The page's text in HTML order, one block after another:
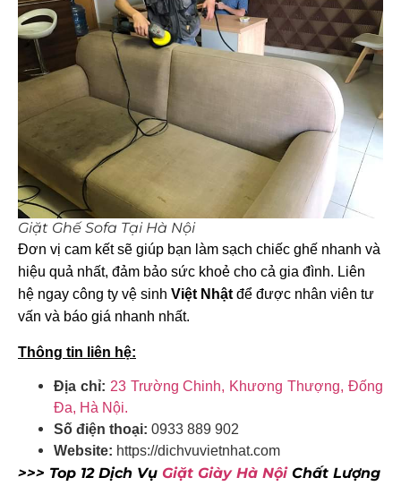
Giặt Ghế Sofa Tại Hà Nội
Đơn vị cam kết sẽ giúp bạn làm sạch chiếc ghế nhanh và
hiệu quả nhất, đảm bảo sức khoẻ cho cả gia đình. Liên
hệ ngay công ty vệ sinh Việt Nhậtđể được nhân viên tư
vấn và báo giá nhanh nhất.
Thông tin liên hệ:
Địa chỉ: 23 Trường Chinh, Khương Thượng, Đống
Đa, Hà Nội.
Số điện thoại: 0933 889 902
Website: https://dichvuvietnhat.com
>>> Top 12 Dịch Vụ Giặt Giày Hà NộiChất Lượng